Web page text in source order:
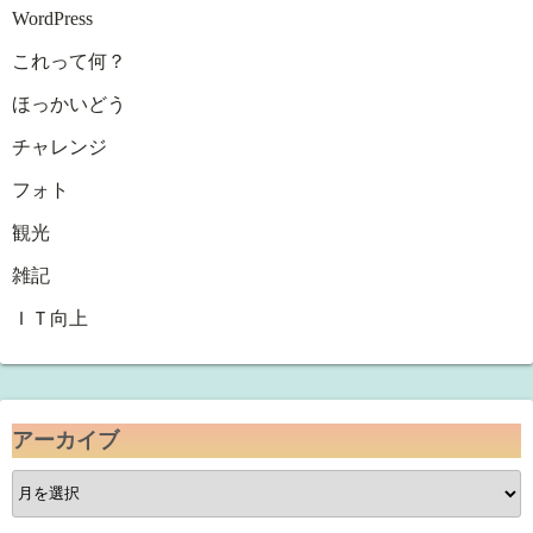
WordPress
これって何？
ほっかいどう
チャレンジ
フォト
観光
雑記
ＩＴ向上
アーカイブ
ア
ー